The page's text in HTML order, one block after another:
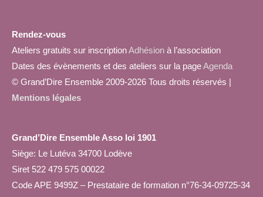
Rendez-vous
Ateliers gratuits sur inscriptionAdhésion à l’association
Dates des évènements et des ateliers sur la pageAgenda
© Grand’Dire Ensemble 2009-2026 Tous droits réservés |
Mentions légales
Grand’Dire Ensemble Asso loi 1901
Siège: Le Lutéva 34700 Lodève
Siret 522 479 575 00022
Code APE 9499Z – Prestataire de formation n°76-34-09725-34